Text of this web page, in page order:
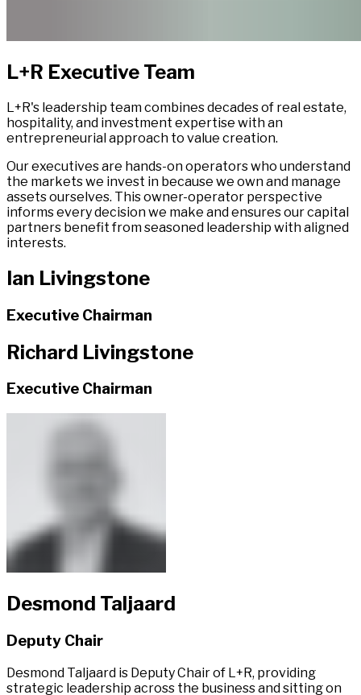
L+R Executive Team​​​​‌ ‍ ​‍​‍‌‍ ‌ ​‍‌‍‍‌‌‍‌ ‌‍‍‌‌‍ ‍​‍​‍​ ‍‍​‍​‍‌ ​ ‌‍​‌‌‍ ‍‌‍‍‌‌ ‌​‌ ‍‌​‍ ‍‌‍‍‌‌‍ ​‍​‍​‍ ​​‍​‍‌‍‍​‌ ​‍‌‍‌‌‌‍‌‍​‍​‍​ ‍‍​‍​‍‌‍‍​‌ ‌​‌ ‌​‌ ​​‌ ​ ​ ‍‍​‍ ​‍ ‌‍ ​​‍ ‌‌‍​‌‌‍ ‍‌‍‌​​‍ ‌‌ ​‍​‍ ‌‌‍‍​‌‍ ‌ ‌​‌‍‌‌‌‍ ​‌ ​ ​‍ ‌‌ ​ ‌ ‌​‌ ‌‌‌‍‌​‌‍‍‌‌‍ ​‍ ‍‌ ‌‍‌‍‌‌‌ ​‍‌‍​ ‌‍‌‌‌‍ ​​‍ ‍‌‍​‌‌ ​​‌ ​​​‍ ‌‍‍‌‌‍ ‍‌ ‌​‌‍‌‌‌‍ ‍‌ ‌​​‍ ‌‍‌‌‌‍‌​‌‍‍‌‌ ‌​​‍ ‌‍ ‌‌‍ ‌‍‌​‌‍‌‌​ ‌‌ ​​‌ ​‍‌‍‌‌‌ ​ ‌‍‌‌‌‍ ‍‌ ‌​‌‍​‌‌ ‌​‌‍‍‌‌‍ ‌‍ ‍​ ‍ ‌‍‍‌‌‍‌​​ ‌​ ‍​​ ‌‌​ ‌‍​ ‌‍​ ​​​ ‍​​ ​​‌‍​‍​‍ ‌​ ‌‍‌‍​‌​ ​‌‌‍‌‌​‍ ‌​ ‌​​ ‍‌​ ​‌​ ​‌​‍ ‌​ ‍‌​ ​‍​ ‍‌‌‍​‌​‍ ‌‌‍‌‍‌‍‌‍​ ‍​‌‍‌​​ ​‍‌‍​‍‌‍​ ​ ‌‍‌‍​‍​ ​‌​ ‌​‌‍​ ​ ‍ ‌ ‌​‌ ‍‌‌ ​​‌‍‌‌​ ‌‌‍​ ‌‍ ‌ ​‍‌ ​​‌‍ ‌ ​‍‌‍​‌‌ ‌​‌‍‌‌‌‌​​‌‍​‌‌‍‌ ‌‍‌‌​ ‍ ‌ ​​‌‍​‌‌ ‌​‌‍‍​​ ‌‌ ​​‌‍​‌‌‍‌ ‌‍‌‌‌​​‍‌ ‌‌‌‍‍‌‌‍ ​‌‍‌​‌‍‌‌‌ ​‍​‍‌‌​ ‌‌‌​​‍‌‌ ‌‍‍ ‌‍‌‌‌ ‍‌​‍‌‌​ ​ ‌​‌​​‍‌‌​ ​ ‌​‌​​‍‌‌​ ​‍​ ​‍‌‍​‍​ ​‌‌‍​ ​ ‌ ‌‍​ ​ ‌​​ ‌‍​ ​​‌‍‌‍‌‍​‌​ ​​​ ​‍​‍‌‌​ ​‍​ ​‍​‍‌‌​ ‌‌‌​‌​​‍ ‍‌ ‌​‌‍‍‌‌ ‌​‌‍ ​‌‍‌‌‌​ ​‌‍‍‌‌‍‌ ‌‍‍​‌ ‌​​ ‌‍​‍‌‍​‌‌ ​ ‌‍‌‌‌‌‌‌‌ ​‍‌‍ ​​ ‌‌‍‍​‌ ‌​‌ ‌​‌ ​​‌ ​ ​‍‌‌​ ​ ‌​​‌​‍‌‌​ ​‍‌​‌‍​‍‌‌​ ​‍‌​‌‍‌‍ ​​‍ ‌‌‍​‌‌‍ ‍‌‍‌​​‍ ‌‌ ​‍​‍ ‌‌‍‍​‌‍ ‌ ‌​‌‍‌‌‌‍ ​‌ ​ ​‍ ‌‌ ​ ‌ ‌​‌ ‌‌‌‍‌​‌‍‍‌‌‍ ​‍ ‍‌ ‌‍‌‍‌‌‌ ​‍‌‍​ ‌‍‌‌‌‍ ​​‍ ‍‌‍​‌‌ ​​‌ ​​​‍‌‍‌‍‍‌‌‍‌​​ ‌​ ‍​​ ‌‌​ ‌‍​ ‌‍​ ​​​ ‍​​ ​​‌‍​‍​‍ ‌​ ‌‍‌‍​‌​ ​‌‌‍‌‌​‍ ‌​ ‌​​ ‍‌​ ​‌​ ​‌​‍ ‌​ ‍‌​ ​‍​ ‍‌‌‍​‌​‍ ‌‌‍‌‍‌‍‌‍​ ‍​‌‍‌​​ ​‍‌‍​‍‌‍​ ​ ‌‍‌‍​‍​ ​‌​ ‌​‌‍​ ​‍‌‍‌ ‌​‌ ‍‌‌ ​​‌‍‌‌​ ‌‌‍​ ‌‍ ‌ ​‍‌ ​​‌‍ ‌ ​‍‌‍​‌‌ ‌​‌‍‌‌‌‌​​‌‍​‌‌‍‌ ‌‍‌‌​‍‌‍‌ ​​‌‍​‌‌ ‌​‌‍‍​​ ‌‌ ​​‌‍​‌‌‍‌ ‌‍‌‌‌​​‍‌ ‌‌‌‍‍‌‌‍ ​‌‍‌​‌‍‌‌‌ ​‍​‍‌‌​ ‌‌‌​​‍‌‌ ‌‍‍ ‌‍‌‌‌ ‍‌​‍‌‌​ ​ ‌​‌​​‍‌‌​ ​ ‌​‌​​‍‌‌​ ​‍​ ​‍‌‍​‍​ ​‌‌‍​ ​ ‌ ‌‍​ ​ ‌​​ ‌‍​ ​​‌‍‌‍‌‍​‌​ ​​​ ​‍​‍‌‌​ ​‍​ ​‍​‍‌‌​ ‌‌‌​‌​​‍ ‍‌ ‌​‌‍‍‌‌ ‌​‌‍ ​‌‍‌‌‌​ ​‌‍‍‌‌‍‌ ‌‍‍​‌ ‌​​‍‌‍‌ ​​‌‍‌‌‌ ​‍‌ ​ ‌ ​​‌‍‌‌‌‍​ ‌ ‌​‌‍‍‌‌ ‌‍‌‍‌‌​ ‌‌ ​​‌ ‌‌‌‍​‍‌‍ ​‌‍‍‌‌ ​ ‌‍‍​‌‍‌‌‌‍‌​​‍​‍‌ ‌
L+R's leadership team combines decades of real estate,
hospitality, and investment expertise with an
entrepreneurial approach to value creation.​​​​‌ ‍ ​‍​‍‌‍ ‌ ​‍‌‍‍‌‌‍‌ ‌‍‍‌‌‍ ‍​‍​‍​ ‍‍​‍​‍‌ ​ ‌‍​‌‌‍ ‍‌‍‍‌‌ ‌​‌ ‍‌​‍ ‍‌‍‍‌‌‍ ​‍​‍​‍ ​​‍​‍‌‍‍​‌ ​‍‌‍‌‌‌‍‌‍​‍​‍​ ‍‍​‍​‍‌‍‍​‌ ‌​‌ ‌​‌ ​​‌ ​ ​ ‍‍​‍ ​‍ ‌‍ ​​‍ ‌‌‍​‌‌‍ ‍‌‍‌​​‍ ‌‌ ​‍​‍ ‌‌‍‍​‌‍ ‌ ‌​‌‍‌‌‌‍ ​‌ ​ ​‍ ‌‌ ​ ‌ ‌​‌ ‌‌‌‍‌​‌‍‍‌‌‍ ​‍ ‍‌ ‌‍‌‍‌‌‌ ​‍‌‍​ ‌‍‌‌‌‍ ​​‍ ‍‌‍​‌‌ ​​‌ ​​​‍ ‌‍‍‌‌‍ ‍‌ ‌​‌‍‌‌‌‍ ‍‌ ‌​​‍ ‌‍‌‌‌‍‌​‌‍‍‌‌ ‌​​‍ ‌‍ ‌‌‍ ‌‍‌​‌‍‌‌​ ‌‌ ​​‌ ​‍‌‍‌‌‌ ​ ‌‍‌‌‌‍ ‍‌ ‌​‌‍​‌‌ ‌​‌‍‍‌‌‍ ‌‍ ‍​ ‍ ‌‍‍‌‌‍‌​​ ‌​ ‍​​ ‌‌​ ‌‍​ ‌‍​ ​​​ ‍​​ ​​‌‍​‍​‍ ‌​ ‌‍‌‍​‌​ ​‌‌‍‌‌​‍ ‌​ ‌​​ ‍‌​ ​‌​ ​‌​‍ ‌​ ‍‌​ ​‍​ ‍‌‌‍​‌​‍ ‌‌‍‌‍‌‍‌‍​ ‍​‌‍‌​​ ​‍‌‍​‍‌‍​ ​ ‌‍‌‍​‍​ ​‌​ ‌​‌‍​ ​ ‍ ‌ ‌​‌ ‍‌‌ ​​‌‍‌‌​ ‌‌‍​ ‌‍ ‌ ​‍‌ ​​‌‍ ‌ ​‍‌‍​‌‌ ‌​‌‍‌‌‌‌​​‌‍​‌‌‍‌ ‌‍‌‌​ ‍ ‌ ​​‌‍​‌‌ ‌​‌‍‍​​ ‌‌ ​​‌‍​‌‌‍‌ ‌‍‌‌‌​​‍‌ ‌‌‌‍‍‌‌‍ ​‌‍‌​‌‍‌‌‌ ​‍​‍‌‌​ ‌‌‌​​‍‌‌ ‌‍‍ ‌‍‌‌‌ ‍‌​‍‌‌​ ​ ‌​‌​​‍‌‌​ ​ ‌​‌​​‍‌‌​ ​‍​ ​‍‌‍​‍​ ​‌‌‍​ ​ ‌ ‌‍​ ​ ‌​​ ‌‍​ ​​‌‍‌‍‌‍​‌​ ​​​ ​‍​‍‌‌​ ​‍​ ​‍​‍‌‌​ ‌‌‌​‌​​‍ ‍‌‍​ ‌‍ ‌ ​​‌ ‍‌​‍‌‌​ ‌‌‌​​‍‌‌ ‌‍‍ ‌‍‌‌‌ ‍‌​‍‌‌​ ​ ‌​‌​​‍‌‌​ ​ ‌​‌​​‍‌‌​ ​‍​ ​‍‌‍​‌​ ‍​‌‍​‌​ ‌ ​ ​ ‌‍‌‌​ ‌‌‌‍‌‍‌‍​‍‌‍​ ‌‍​‍​ ‌​​‍‌‌​ ​‍​ ​‍​‍‌‌​ ‌‌‌​‌​​‍ ‍‌‍​ ‌‍‍​‌‍‍‌‌‍ ​‌‍‌​‌ ​‍‌‍‌‌‌‍ ‍​‍‌‌​ ‌‌‌​​‍‌‌ ‌‍‍ ‌‍‌‌‌ ‍‌​‍‌‌​ ​ ‌​‌​​‍‌‌​ ​ ‌​‌​​‍‌‌​ ​‍​ ​‍​ ‌​​ ​‍‌‍‌‍‌‍‌‌‌‍‌‌​ ‌​​ ‌​​ ‌​‌‍​ ‌‍‌​‌‍​‍​ ‌​​‍‌‌​ ​‍​ ​‍​‍‌‌​ ‌‌‌​‌​​‍ ‍‌ ‌​‌‍‌‌‌ ‍​‌ ‌​​ ‌‍​‍‌‍​‌‌ ​ ‌‍‌‌‌‌‌‌‌ ​‍‌‍ ​​ ‌‌‍‍​‌ ‌​‌ ‌​‌ ​​‌ ​ ​‍‌‌​ ​ ‌​​‌​‍‌‌​ ​‍‌​‌‍​‍‌‌​ ​‍‌​‌‍‌‍ ​​‍ ‌‌‍​‌‌‍ ‍‌‍‌​​‍ ‌‌ ​‍​‍ ‌‌‍‍​‌‍ ‌ ‌​‌‍‌‌‌‍ ​‌ ​ ​‍ ‌‌ ​ ‌ ‌​‌ ‌‌‌‍‌​‌‍‍‌‌‍ ​‍ ‍‌ ‌‍‌‍‌‌‌ ​‍‌‍​ ‌‍‌‌‌‍ ​​‍ ‍‌‍​‌‌ ​​‌ ​​​‍‌‍‌‍‍‌‌‍‌​​ ‌​ ‍​​ ‌‌​ ‌‍​ ‌‍​ ​​​ ‍​​ ​​‌‍​‍​‍ ‌​ ‌‍‌‍​‌​ ​‌‌‍‌‌​‍ ‌​ ‌​​ ‍‌​ ​‌​ ​‌​‍ ‌​ ‍‌​ ​‍​ ‍‌‌‍​‌​‍ ‌‌‍‌‍‌‍‌‍​ ‍​‌‍‌​​ ​‍‌‍​‍‌‍​ ​ ‌‍‌‍​‍​ ​‌​ ‌​‌‍​ ​‍‌‍‌ ‌​‌ ‍‌‌ ​​‌‍‌‌​ ‌‌‍​ ‌‍ ‌ ​‍‌ ​​‌‍ ‌ ​‍‌‍​‌‌ ‌​‌‍‌‌‌‌​​‌‍​‌‌‍‌ ‌‍‌‌​‍‌‍‌ ​​‌‍​‌‌ ‌​‌‍‍​​ ‌‌ ​​‌‍​‌‌‍‌ ‌‍‌‌‌​​‍‌ ‌‌‌‍‍‌‌‍ ​‌‍‌​‌‍‌‌‌ ​‍​‍‌‌​ ‌‌‌​​‍‌‌ ‌‍‍ ‌‍‌‌‌ ‍‌​‍‌‌​ ​ ‌​‌​​‍‌‌​ ​ ‌​‌​​‍‌‌​ ​‍​ ​‍‌‍​‍​ ​‌‌‍​ ​ ‌ ‌‍​ ​ ‌​​ ‌‍​ ​​‌‍‌‍‌‍​‌​ ​​​ ​‍​‍‌‌​ ​‍​ ​‍​‍‌‌​ ‌‌‌​‌​​‍ ‍‌‍​ ‌‍ ‌ ​​‌ ‍‌​‍‌‌​ ‌‌‌​​‍‌‌ ‌‍‍ ‌‍‌‌‌ ‍‌​‍‌‌​ ​ ‌​‌​​‍‌‌​ ​ ‌​‌​​‍‌‌​ ​‍​ ​‍‌‍​‌​ ‍​‌‍​‌​ ‌ ​ ​ ‌‍‌‌​ ‌‌‌‍‌‍‌‍​‍‌‍​ ‌‍​‍​ ‌​​‍‌‌​ ​‍​ ​‍​‍‌‌​ ‌‌‌​‌​​‍ ‍‌‍​ ‌‍‍​‌‍‍‌‌‍ ​‌‍‌​‌ ​‍‌‍‌‌‌‍ ‍​‍‌‌​ ‌‌‌​​‍‌‌ ‌‍‍ ‌‍‌‌‌ ‍‌​‍‌‌​ ​ ‌​‌​​‍‌‌​ ​ ‌​‌​​‍‌‌​ ​‍​ ​‍​ ‌​​ ​‍‌‍‌‍‌‍‌‌‌‍‌‌​ ‌​​ ‌​​ ‌​‌‍​ ‌‍‌​‌‍​‍​ ‌​​‍‌‌​ ​‍​ ​‍​‍‌‌​ ‌‌‌​‌​​‍ ‍‌ ‌​‌‍‌‌‌ ‍​‌ ‌​​‍‌‍‌ ​​‌‍‌‌‌ ​‍‌ ​ ‌ ​​‌‍‌‌‌‍​ ‌ ‌​‌‍‍‌‌ ‌‍‌‍‌‌​ ‌‌ ​​‌ ‌‌‌‍​‍‌‍ ​‌‍‍‌‌ ​ ‌‍‍​‌‍‌‌‌‍‌​​‍​‍‌ ‌
Our executives are hands-on operators who understand
the markets we invest in because we own and manage
assets ourselves. This owner-operator perspective
informs every decision we make and ensures our capital
partners benefit from seasoned leadership with aligned
interests.​​​​‌ ‍ ​‍​‍‌‍ ‌ ​‍‌‍‍‌‌‍‌ ‌‍‍‌‌‍ ‍​‍​‍​ ‍‍​‍​‍‌ ​ ‌‍​‌‌‍ ‍‌‍‍‌‌ ‌​‌ ‍‌​‍ ‍‌‍‍‌‌‍ ​‍​‍​‍ ​​‍​‍‌‍‍​‌ ​‍‌‍‌‌‌‍‌‍​‍​‍​ ‍‍​‍​‍‌‍‍​‌ ‌​‌ ‌​‌ ​​‌ ​ ​ ‍‍​‍ ​‍ ‌‍ ​​‍ ‌‌‍​‌‌‍ ‍‌‍‌​​‍ ‌‌ ​‍​‍ ‌‌‍‍​‌‍ ‌ ‌​‌‍‌‌‌‍ ​‌ ​ ​‍ ‌‌ ​ ‌ ‌​‌ ‌‌‌‍‌​‌‍‍‌‌‍ ​‍ ‍‌ ‌‍‌‍‌‌‌ ​‍‌‍​ ‌‍‌‌‌‍ ​​‍ ‍‌‍​‌‌ ​​‌ ​​​‍ ‌‍‍‌‌‍ ‍‌ ‌​‌‍‌‌‌‍ ‍‌ ‌​​‍ ‌‍‌‌‌‍‌​‌‍‍‌‌ ‌​​‍ ‌‍ ‌‌‍ ‌‍‌​‌‍‌‌​ ‌‌ ​​‌ ​‍‌‍‌‌‌ ​ ‌‍‌‌‌‍ ‍‌ ‌​‌‍​‌‌ ‌​‌‍‍‌‌‍ ‌‍ ‍​ ‍ ‌‍‍‌‌‍‌​​ ‌​ ‍​​ ‌‌​ ‌‍​ ‌‍​ ​​​ ‍​​ ​​‌‍​‍​‍ ‌​ ‌‍‌‍​‌​ ​‌‌‍‌‌​‍ ‌​ ‌​​ ‍‌​ ​‌​ ​‌​‍ ‌​ ‍‌​ ​‍​ ‍‌‌‍​‌​‍ ‌‌‍‌‍‌‍‌‍​ ‍​‌‍‌​​ ​‍‌‍​‍‌‍​ ​ ‌‍‌‍​‍​ ​‌​ ‌​‌‍​ ​ ‍ ‌ ‌​‌ ‍‌‌ ​​‌‍‌‌​ ‌‌‍​ ‌‍ ‌ ​‍‌ ​​‌‍ ‌ ​‍‌‍​‌‌ ‌​‌‍‌‌‌‌​​‌‍​‌‌‍‌ ‌‍‌‌​ ‍ ‌ ​​‌‍​‌‌ ‌​‌‍‍​​ ‌‌ ​​‌‍​‌‌‍‌ ‌‍‌‌‌​​‍‌ ‌‌‌‍‍‌‌‍ ​‌‍‌​‌‍‌‌‌ ​‍​‍‌‌​ ‌‌‌​​‍‌‌ ‌‍‍ ‌‍‌‌‌ ‍‌​‍‌‌​ ​ ‌​‌​​‍‌‌​ ​ ‌​‌​​‍‌‌​ ​‍​ ​‍‌‍​‍​ ​‌‌‍​ ​ ‌ ‌‍​ ​ ‌​​ ‌‍​ ​​‌‍‌‍‌‍​‌​ ​​​ ​‍​‍‌‌​ ​‍​ ​‍​‍‌‌​ ‌‌‌​‌​​‍ ‍‌‍​ ‌‍ ‌ ​​‌ ‍‌​‍‌‌​ ‌‌‌​​‍‌‌ ‌‍‍ ‌‍‌‌‌ ‍‌​‍‌‌​ ​ ‌​‌​​‍‌‌​ ​ ‌​‌​​‍‌‌​ ​‍​ ​‍‌‍‌‍‌‍‌‌‌‍​‌‌‍‌‌​ ​ ‌‍‌​​ ​‌‌‍​‌​ ​​​ ​‌‌‍‌‌​ ​ ​‍‌‌​ ​‍​ ​‍​‍‌‌​ ‌‌‌​‌​​‍ ‍‌‍​ ‌‍‍​‌‍‍‌‌‍ ​‌‍‌​‌ ​‍‌‍‌‌‌‍ ‍​‍‌‌​ ‌‌‌​​‍‌‌ ‌‍‍ ‌‍‌‌‌ ‍‌​‍‌‌​ ​ ‌​‌​​‍‌‌​ ​ ‌​‌​​‍‌‌​ ​‍​ ​‍​ ‌​​ ​‍‌‍‌‍‌‍‌‌‌‍‌‌​ ‌​​ ‌​​ ‌​‌‍​ ‌‍‌​‌‍​‍​ ‌​​‍‌‌​ ​‍​ ​‍​‍‌‌​ ‌‌‌​‌​​‍ ‍‌ ‌​‌‍‌‌‌ ‍​‌ ‌​​ ‌‍​‍‌‍​‌‌ ​ ‌‍‌‌‌‌‌‌‌ ​‍‌‍ ​​ ‌‌‍‍​‌ ‌​‌ ‌​‌ ​​‌ ​ ​‍‌‌​ ​ ‌​​‌​‍‌‌​ ​‍‌​‌‍​‍‌‌​ ​‍‌​‌‍‌‍ ​​‍ ‌‌‍​‌‌‍ ‍‌‍‌​​‍ ‌‌ ​‍​‍ ‌‌‍‍​‌‍ ‌ ‌​‌‍‌‌‌‍ ​‌ ​ ​‍ ‌‌ ​ ‌ ‌​‌ ‌‌‌‍‌​‌‍‍‌‌‍ ​‍ ‍‌ ‌‍‌‍‌‌‌ ​‍‌‍​ ‌‍‌‌‌‍ ​​‍ ‍‌‍​‌‌ ​​‌ ​​​‍‌‍‌‍‍‌‌‍‌​​ ‌​ ‍​​ ‌‌​ ‌‍​ ‌‍​ ​​​ ‍​​ ​​‌‍​‍​‍ ‌​ ‌‍‌‍​‌​ ​‌‌‍‌‌​‍ ‌​ ‌​​ ‍‌​ ​‌​ ​‌​‍ ‌​ ‍‌​ ​‍​ ‍‌‌‍​‌​‍ ‌‌‍‌‍‌‍‌‍​ ‍​‌‍‌​​ ​‍‌‍​‍‌‍​ ​ ‌‍‌‍​‍​ ​‌​ ‌​‌‍​ ​‍‌‍‌ ‌​‌ ‍‌‌ ​​‌‍‌‌​ ‌‌‍​ ‌‍ ‌ ​‍‌ ​​‌‍ ‌ ​‍‌‍​‌‌ ‌​‌‍‌‌‌‌​​‌‍​‌‌‍‌ ‌‍‌‌​‍‌‍‌ ​​‌‍​‌‌ ‌​‌‍‍​​ ‌‌ ​​‌‍​‌‌‍‌ ‌‍‌‌‌​​‍‌ ‌‌‌‍‍‌‌‍ ​‌‍‌​‌‍‌‌‌ ​‍​‍‌‌​ ‌‌‌​​‍‌‌ ‌‍‍ ‌‍‌‌‌ ‍‌​‍‌‌​ ​ ‌​‌​​‍‌‌​ ​ ‌​‌​​‍‌‌​ ​‍​ ​‍‌‍​‍​ ​‌‌‍​ ​ ‌ ‌‍​ ​ ‌​​ ‌‍​ ​​‌‍‌‍‌‍​‌​ ​​​ ​‍​‍‌‌​ ​‍​ ​‍​‍‌‌​ ‌‌‌​‌​​‍ ‍‌‍​ ‌‍ ‌ ​​‌ ‍‌​‍‌‌​ ‌‌‌​​‍‌‌ ‌‍‍ ‌‍‌‌‌ ‍‌​‍‌‌​ ​ ‌​‌​​‍‌‌​ ​ ‌​‌​​‍‌‌​ ​‍​ ​‍‌‍‌‍‌‍‌‌‌‍​‌‌‍‌‌​ ​ ‌‍‌​​ ​‌‌‍​‌​ ​​​ ​‌‌‍‌‌​ ​ ​‍‌‌​ ​‍​ ​‍​‍‌‌​ ‌‌‌​‌​​‍ ‍‌‍​ ‌‍‍​‌‍‍‌‌‍ ​‌‍‌​‌ ​‍‌‍‌‌‌‍ ‍​‍‌‌​ ‌‌‌​​‍‌‌ ‌‍‍ ‌‍‌‌‌ ‍‌​‍‌‌​ ​ ‌​‌​​‍‌‌​ ​ ‌​‌​​‍‌‌​ ​‍​ ​‍​ ‌​​ ​‍‌‍‌‍‌‍‌‌‌‍‌‌​ ‌​​ ‌​​ ‌​‌‍​ ‌‍‌​‌‍​‍​ ‌​​‍‌‌​ ​‍​ ​‍​‍‌‌​ ‌‌‌​‌​​‍ ‍‌ ‌​‌‍‌‌‌ ‍​‌ ‌​​‍‌‍‌ ​​‌‍‌‌‌ ​‍‌ ​ ‌ ​​‌‍‌‌‌‍​ ‌ ‌​‌‍‍‌‌ ‌‍‌‍‌‌​ ‌‌ ​​‌ ‌‌‌‍​‍‌‍ ​‌‍‍‌‌ ​ ‌‍‍​‌‍‌‌‌‍‌​​‍​‍‌ ‌
Ian Livingstone​​​​‌ ‍ ​‍​‍‌‍ ‌ ​‍‌‍‍‌‌‍‌ ‌‍‍‌‌‍ ‍​‍​‍​ ‍‍​‍​‍‌ ​ ‌‍​‌‌‍ ‍‌‍‍‌‌ ‌​‌ ‍‌​‍ ‍‌‍‍‌‌‍ ​‍​‍​‍ ​​‍​‍‌‍‍​‌ ​‍‌‍‌‌‌‍‌‍​‍​‍​ ‍‍​‍​‍‌‍‍​‌ ‌​‌ ‌​‌ ​​‌ ​ ​ ‍‍​‍ ​‍ ‌‍ ​​‍ ‌‌‍​‌‌‍ ‍‌‍‌​​‍ ‌‌ ​‍​‍ ‌‌‍‍​‌‍ ‌ ‌​‌‍‌‌‌‍ ​‌ ​ ​‍ ‌‌ ​ ‌ ‌​‌ ‌‌‌‍‌​‌‍‍‌‌‍ ​‍ ‍‌ ‌‍‌‍‌‌‌ ​‍‌‍​ ‌‍‌‌‌‍ ​​‍ ‍‌‍​‌‌ ​​‌ ​​​‍ ‌‍‍‌‌‍ ‍‌ ‌​‌‍‌‌‌‍ ‍‌ ‌​​‍ ‌‍‌‌‌‍‌​‌‍‍‌‌ ‌​​‍ ‌‍ ‌‌‍ ‌‍‌​‌‍‌‌​ ‌‌ ​​‌ ​‍‌‍‌‌‌ ​ ‌‍‌‌‌‍ ‍‌ ‌​‌‍​‌‌ ‌​‌‍‍‌‌‍ ‌‍ ‍​ ‍ ‌‍‍‌‌‍‌​​ ‌​ ‍​​ ‌‌​ ‌‍​ ‌‍​ ​​​ ‍​​ ​​‌‍​‍​‍ ‌​ ‌‍‌‍​‌​ ​‌‌‍‌‌​‍ ‌​ ‌​​ ‍‌​ ​‌​ ​‌​‍ ‌​ ‍‌​ ​‍​ ‍‌‌‍​‌​‍ ‌‌‍‌‍‌‍‌‍​ ‍​‌‍‌​​ ​‍‌‍​‍‌‍​ ​ ‌‍‌‍​‍​ ​‌​ ‌​‌‍​ ​ ‍ ‌ ‌​‌ ‍‌‌ ​​‌‍‌‌​ ‌‌‍​ ‌‍ ‌ ​‍‌ ​​‌‍ ‌ ​‍‌‍​‌‌ ‌​‌‍‌‌‌‌​​‌‍​‌‌‍‌ ‌‍‌‌​ ‍ ‌ ​​‌‍​‌‌ ‌​‌‍‍​​ ‌‌ ​​‌‍​‌‌‍‌ ‌‍‌‌‌​​‍‌ ‌‌‌‍‍‌‌‍ ​‌‍‌​‌‍‌‌‌ ​‍​‍‌‌​ ‌‌‌​​‍‌‌ ‌‍‍ ‌‍‌‌‌ ‍‌​‍‌‌​ ​ ‌​‌​​‍‌‌​ ​ ‌​‌​​‍‌‌​ ​‍​ ​‍‌‍‌‍​ ‌‌​ ‍​‌‍‌‍‌‍​ ‌‍‌‌​ ‌​‌‍​ ‌‍‌‍‌‍​ ‌‍​ ​ ‌‌​‍‌‌​ ​‍​ ​‍​‍‌‌​ ‌‌‌​‌​​‍ ‍‌‍​ ‌‍​‌‌ ​‍‌‍‌​‌ ​ ​‍‌‌​ ‌‌‌​​‍‌‌ ‌‍‍ ‌‍‌‌‌ ‍‌​‍‌‌​ ​ ‌​‌​​‍‌‌​ ​ ‌​‌​​‍‌‌​ ​‍​ ​‍​ ​‌​ ​​‌‍​ ​ ‌ ​ ​‍‌‍​‌‌‍​‌‌‍‌​‌‍​‌‌‍‌‌‌‍​ ‌‍‌​​‍‌‌​ ​‍​ ​‍​‍‌‌​ ‌‌‌​‌​​‍ ‍‌ ‌​‌‍‍‌‌ ‌​‌‍ ​‌‍‌‌​ ‌‍​‍‌‍​‌‌ ​ ‌‍‌‌‌‌‌‌‌ ​‍‌‍ ​​ ‌‌‍‍​‌ ‌​‌ ‌​‌ ​​‌ ​ ​‍‌‌​ ​ ‌​​‌​‍‌‌​ ​‍‌​‌‍​‍‌‌​ ​‍‌​‌‍‌‍ ​​‍ ‌‌‍​‌‌‍ ‍‌‍‌​​‍ ‌‌ ​‍​‍ ‌‌‍‍​‌‍ ‌ ‌​‌‍‌‌‌‍ ​‌ ​ ​‍ ‌‌ ​ ‌ ‌​‌ ‌‌‌‍‌​‌‍‍‌‌‍ ​‍ ‍‌ ‌‍‌‍‌‌‌ ​‍‌‍​ ‌‍‌‌‌‍ ​​‍ ‍‌‍​‌‌ ​​‌ ​​​‍‌‍‌‍‍‌‌‍‌​​ ‌​ ‍​​ ‌‌​ ‌‍​ ‌‍​ ​​​ ‍​​ ​​‌‍​‍​‍ ‌​ ‌‍‌‍​‌​ ​‌‌‍‌‌​‍ ‌​ ‌​​ ‍‌​ ​‌​ ​‌​‍ ‌​ ‍‌​ ​‍​ ‍‌‌‍​‌​‍ ‌‌‍‌‍‌‍‌‍​ ‍​‌‍‌​​ ​‍‌‍​‍‌‍​ ​ ‌‍‌‍​‍​ ​‌​ ‌​‌‍​ ​‍‌‍‌ ‌​‌ ‍‌‌ ​​‌‍‌‌​ ‌‌‍​ ‌‍ ‌ ​‍‌ ​​‌‍ ‌ ​‍‌‍​‌‌ ‌​‌‍‌‌‌‌​​‌‍​‌‌‍‌ ‌‍‌‌​‍‌‍‌ ​​‌‍​‌‌ ‌​‌‍‍​​ ‌‌ ​​‌‍​‌‌‍‌ ‌‍‌‌‌​​‍‌ ‌‌‌‍‍‌‌‍ ​‌‍‌​‌‍‌‌‌ ​‍​‍‌‌​ ‌‌‌​​‍‌‌ ‌‍‍ ‌‍‌‌‌ ‍‌​‍‌‌​ ​ ‌​‌​​‍‌‌​ ​ ‌​‌​​‍‌‌​ ​‍​ ​‍‌‍‌‍​ ‌‌​ ‍​‌‍‌‍‌‍​ ‌‍‌‌​ ‌​‌‍​ ‌‍‌‍‌‍​ ‌‍​ ​ ‌‌​‍‌‌​ ​‍​ ​‍​‍‌‌​ ‌‌‌​‌​​‍ ‍‌‍​ ‌‍​‌‌ ​‍‌‍‌​‌ ​ ​‍‌‌​ ‌‌‌​​‍‌‌ ‌‍‍ ‌‍‌‌‌ ‍‌​‍‌‌​ ​ ‌​‌​​‍‌‌​ ​ ‌​‌​​‍‌‌​ ​‍​ ​‍​ ​‌​ ​​‌‍​ ​ ‌ ​ ​‍‌‍​‌‌‍​‌‌‍‌​‌‍​‌‌‍‌‌‌‍​ ‌‍‌​​‍‌‌​ ​‍​ ​‍​‍‌‌​ ‌‌‌​‌​​‍ ‍‌ ‌​‌‍‍‌‌ ‌​‌‍ ​‌‍‌‌​‍‌‍‌ ​​‌‍‌‌‌ ​‍‌ ​ ‌ ​​‌‍‌‌‌‍​ ‌ ‌​‌‍‍‌‌ ‌‍‌‍‌‌​ ‌‌ ​​‌ ‌‌‌‍​‍‌‍ ​‌‍‍‌‌ ​ ‌‍‍​‌‍‌‌‌‍‌​​‍​‍‌ ‌
Executive Chairman​​​​‌ ‍ ​‍​‍‌‍ ‌ ​‍‌‍‍‌‌‍‌ ‌‍‍‌‌‍ ‍​‍​‍​ ‍‍​‍​‍‌ ​ ‌‍​‌‌‍ ‍‌‍‍‌‌ ‌​‌ ‍‌​‍ ‍‌‍‍‌‌‍ ​‍​‍​‍ ​​‍​‍‌‍‍​‌ ​‍‌‍‌‌‌‍‌‍​‍​‍​ ‍‍​‍​‍‌‍‍​‌ ‌​‌ ‌​‌ ​​‌ ​ ​ ‍‍​‍ ​‍ ‌‍ ​​‍ ‌‌‍​‌‌‍ ‍‌‍‌​​‍ ‌‌ ​‍​‍ ‌‌‍‍​‌‍ ‌ ‌​‌‍‌‌‌‍ ​‌ ​ ​‍ ‌‌ ​ ‌ ‌​‌ ‌‌‌‍‌​‌‍‍‌‌‍ ​‍ ‍‌ ‌‍‌‍‌‌‌ ​‍‌‍​ ‌‍‌‌‌‍ ​​‍ ‍‌‍​‌‌ ​​‌ ​​​‍ ‌‍‍‌‌‍ ‍‌ ‌​‌‍‌‌‌‍ ‍‌ ‌​​‍ ‌‍‌‌‌‍‌​‌‍‍‌‌ ‌​​‍ ‌‍ ‌‌‍ ‌‍‌​‌‍‌‌​ ‌‌ ​​‌ ​‍‌‍‌‌‌ ​ ‌‍‌‌‌‍ ‍‌ ‌​‌‍​‌‌ ‌​‌‍‍‌‌‍ ‌‍ ‍​ ‍ ‌‍‍‌‌‍‌​​ ‌​ ‍​​ ‌‌​ ‌‍​ ‌‍​ ​​​ ‍​​ ​​‌‍​‍​‍ ‌​ ‌‍‌‍​‌​ ​‌‌‍‌‌​‍ ‌​ ‌​​ ‍‌​ ​‌​ ​‌​‍ ‌​ ‍‌​ ​‍​ ‍‌‌‍​‌​‍ ‌‌‍‌‍‌‍‌‍​ ‍​‌‍‌​​ ​‍‌‍​‍‌‍​ ​ ‌‍‌‍​‍​ ​‌​ ‌​‌‍​ ​ ‍ ‌ ‌​‌ ‍‌‌ ​​‌‍‌‌​ ‌‌‍​ ‌‍ ‌ ​‍‌ ​​‌‍ ‌ ​‍‌‍​‌‌ ‌​‌‍‌‌‌‌​​‌‍​‌‌‍‌ ‌‍‌‌​ ‍ ‌ ​​‌‍​‌‌ ‌​‌‍‍​​ ‌‌ ​​‌‍​‌‌‍‌ ‌‍‌‌‌​​‍‌ ‌‌‌‍‍‌‌‍ ​‌‍‌​‌‍‌‌‌ ​‍​‍‌‌​ ‌‌‌​​‍‌‌ ‌‍‍ ‌‍‌‌‌ ‍‌​‍‌‌​ ​ ‌​‌​​‍‌‌​ ​ ‌​‌​​‍‌‌​ ​‍​ ​‍‌‍‌‍​ ‌‌​ ‍​‌‍‌‍‌‍​ ‌‍‌‌​ ‌​‌‍​ ‌‍‌‍‌‍​ ‌‍​ ​ ‌‌​‍‌‌​ ​‍​ ​‍​‍‌‌​ ‌‌‌​‌​​‍ ‍‌‍​ ‌‍​‌‌ ​‍‌‍‌​‌ ​ ​‍‌‌​ ‌‌‌​​‍‌‌ ‌‍‍ ‌‍‌‌‌ ‍‌​‍‌‌​ ​ ‌​‌​​‍‌‌​ ​ ‌​‌​​‍‌‌​ ​‍​ ​‍​ ​‌​ ​​‌‍​ ​ ‌ ​ ​‍‌‍​‌‌‍​‌‌‍‌​‌‍​‌‌‍‌‌‌‍​ ‌‍‌​​‍‌‌​ ​‍​ ​‍​‍‌‌​ ‌‌‌​‌​​‍ ‍‌ ​ ‌ ‌‌‌‍​‍‌ ‌​‌‍‍‌‌ ‌​‌‍ ​‌‍‌‌​ ‌‍​‍‌‍​‌‌ ​ ‌‍‌‌‌‌‌‌‌ ​‍‌‍ ​​ ‌‌‍‍​‌ ‌​‌ ‌​‌ ​​‌ ​ ​‍‌‌​ ​ ‌​​‌​‍‌‌​ ​‍‌​‌‍​‍‌‌​ ​‍‌​‌‍‌‍ ​​‍ ‌‌‍​‌‌‍ ‍‌‍‌​​‍ ‌‌ ​‍​‍ ‌‌‍‍​‌‍ ‌ ‌​‌‍‌‌‌‍ ​‌ ​ ​‍ ‌‌ ​ ‌ ‌​‌ ‌‌‌‍‌​‌‍‍‌‌‍ ​‍ ‍‌ ‌‍‌‍‌‌‌ ​‍‌‍​ ‌‍‌‌‌‍ ​​‍ ‍‌‍​‌‌ ​​‌ ​​​‍‌‍‌‍‍‌‌‍‌​​ ‌​ ‍​​ ‌‌​ ‌‍​ ‌‍​ ​​​ ‍​​ ​​‌‍​‍​‍ ‌​ ‌‍‌‍​‌​ ​‌‌‍‌‌​‍ ‌​ ‌​​ ‍‌​ ​‌​ ​‌​‍ ‌​ ‍‌​ ​‍​ ‍‌‌‍​‌​‍ ‌‌‍‌‍‌‍‌‍​ ‍​‌‍‌​​ ​‍‌‍​‍‌‍​ ​ ‌‍‌‍​‍​ ​‌​ ‌​‌‍​ ​‍‌‍‌ ‌​‌ ‍‌‌ ​​‌‍‌‌​ ‌‌‍​ ‌‍ ‌ ​‍‌ ​​‌‍ ‌ ​‍‌‍​‌‌ ‌​‌‍‌‌‌‌​​‌‍​‌‌‍‌ ‌‍‌‌​‍‌‍‌ ​​‌‍​‌‌ ‌​‌‍‍​​ ‌‌ ​​‌‍​‌‌‍‌ ‌‍‌‌‌​​‍‌ ‌‌‌‍‍‌‌‍ ​‌‍‌​‌‍‌‌‌ ​‍​‍‌‌​ ‌‌‌​​‍‌‌ ‌‍‍ ‌‍‌‌‌ ‍‌​‍‌‌​ ​ ‌​‌​​‍‌‌​ ​ ‌​‌​​‍‌‌​ ​‍​ ​‍‌‍‌‍​ ‌‌​ ‍​‌‍‌‍‌‍​ ‌‍‌‌​ ‌​‌‍​ ‌‍‌‍‌‍​ ‌‍​ ​ ‌‌​‍‌‌​ ​‍​ ​‍​‍‌‌​ ‌‌‌​‌​​‍ ‍‌‍​ ‌‍​‌‌ ​‍‌‍‌​‌ ​ ​‍‌‌​ ‌‌‌​​‍‌‌ ‌‍‍ ‌‍‌‌‌ ‍‌​‍‌‌​ ​ ‌​‌​​‍‌‌​ ​ ‌​‌​​‍‌‌​ ​‍​ ​‍​ ​‌​ ​​‌‍​ ​ ‌ ​ ​‍‌‍​‌‌‍​‌‌‍‌​‌‍​‌‌‍‌‌‌‍​ ‌‍‌​​‍‌‌​ ​‍​ ​‍​‍‌‌​ ‌‌‌​‌​​‍ ‍‌ ​ ‌ ‌‌‌‍​‍‌ ‌​‌‍‍‌‌ ‌​‌‍ ​‌‍‌‌​‍‌‍‌ ​​‌‍‌‌‌ ​‍‌ ​ ‌ ​​‌‍‌‌‌‍​ ‌ ‌​‌‍‍‌‌ ‌‍‌‍‌‌​ ‌‌ ​​‌ ‌‌‌‍​‍‌‍ ​‌‍‍‌‌ ​ ‌‍‍​‌‍‌‌‌‍‌​​‍​‍‌ ‌
Richard Livingstone​​​​‌ ‍ ​‍​‍‌‍ ‌ ​‍‌‍‍‌‌‍‌ ‌‍‍‌‌‍ ‍​‍​‍​ ‍‍​‍​‍‌ ​ ‌‍​‌‌‍ ‍‌‍‍‌‌ ‌​‌ ‍‌​‍ ‍‌‍‍‌‌‍ ​‍​‍​‍ ​​‍​‍‌‍‍​‌ ​‍‌‍‌‌‌‍‌‍​‍​‍​ ‍‍​‍​‍‌‍‍​‌ ‌​‌ ‌​‌ ​​‌ ​ ​ ‍‍​‍ ​‍ ‌‍ ​​‍ ‌‌‍​‌‌‍ ‍‌‍‌​​‍ ‌‌ ​‍​‍ ‌‌‍‍​‌‍ ‌ ‌​‌‍‌‌‌‍ ​‌ ​ ​‍ ‌‌ ​ ‌ ‌​‌ ‌‌‌‍‌​‌‍‍‌‌‍ ​‍ ‍‌ ‌‍‌‍‌‌‌ ​‍‌‍​ ‌‍‌‌‌‍ ​​‍ ‍‌‍​‌‌ ​​‌ ​​​‍ ‌‍‍‌‌‍ ‍‌ ‌​‌‍‌‌‌‍ ‍‌ ‌​​‍ ‌‍‌‌‌‍‌​‌‍‍‌‌ ‌​​‍ ‌‍ ‌‌‍ ‌‍‌​‌‍‌‌​ ‌‌ ​​‌ ​‍‌‍‌‌‌ ​ ‌‍‌‌‌‍ ‍‌ ‌​‌‍​‌‌ ‌​‌‍‍‌‌‍ ‌‍ ‍​ ‍ ‌‍‍‌‌‍‌​​ ‌​ ‍​​ ‌‌​ ‌‍​ ‌‍​ ​​​ ‍​​ ​​‌‍​‍​‍ ‌​ ‌‍‌‍​‌​ ​‌‌‍‌‌​‍ ‌​ ‌​​ ‍‌​ ​‌​ ​‌​‍ ‌​ ‍‌​ ​‍​ ‍‌‌‍​‌​‍ ‌‌‍‌‍‌‍‌‍​ ‍​‌‍‌​​ ​‍‌‍​‍‌‍​ ​ ‌‍‌‍​‍​ ​‌​ ‌​‌‍​ ​ ‍ ‌ ‌​‌ ‍‌‌ ​​‌‍‌‌​ ‌‌‍​ ‌‍ ‌ ​‍‌ ​​‌‍ ‌ ​‍‌‍​‌‌ ‌​‌‍‌‌‌‌​​‌‍​‌‌‍‌ ‌‍‌‌​ ‍ ‌ ​​‌‍​‌‌ ‌​‌‍‍​​ ‌‌ ​​‌‍​‌‌‍‌ ‌‍‌‌‌​​‍‌ ‌‌‌‍‍‌‌‍ ​‌‍‌​‌‍‌‌‌ ​‍​‍‌‌​ ‌‌‌​​‍‌‌ ‌‍‍ ‌‍‌‌‌ ‍‌​‍‌‌​ ​ ‌​‌​​‍‌‌​ ​ ‌​‌​​‍‌‌​ ​‍​ ​‍‌‍‌‍​ ‌‌​ ‍​‌‍‌‍‌‍​ ‌‍‌‌​ ‌​‌‍​ ‌‍‌‍‌‍​ ‌‍​ ​ ‌‌​‍‌‌​ ​‍​ ​‍​‍‌‌​ ‌‌‌​‌​​‍ ‍‌‍​ ‌‍​‌‌ ​‍‌‍‌​‌ ​ ​‍‌‌​ ‌‌‌​​‍‌‌ ‌‍‍ ‌‍‌‌‌ ‍‌​‍‌‌​ ​ ‌​‌​​‍‌‌​ ​ ‌​‌​​‍‌‌​ ​‍​ ​‍‌‍‌‍​ ‌​​ ‍​​ ‌ ​ ‌‌​ ​‍‌‍​‍‌‍​ ​ ‌ ​ ‌‌​ ​ ​ ​‍​‍‌‌​ ​‍​ ​‍​‍‌‌​ ‌‌‌​‌​​‍ ‍‌ ‌​‌‍‍‌‌ ‌​‌‍ ​‌‍‌‌​ ‌‍​‍‌‍​‌‌ ​ ‌‍‌‌‌‌‌‌‌ ​‍‌‍ ​​ ‌‌‍‍​‌ ‌​‌ ‌​‌ ​​‌ ​ ​‍‌‌​ ​ ‌​​‌​‍‌‌​ ​‍‌​‌‍​‍‌‌​ ​‍‌​‌‍‌‍ ​​‍ ‌‌‍​‌‌‍ ‍‌‍‌​​‍ ‌‌ ​‍​‍ ‌‌‍‍​‌‍ ‌ ‌​‌‍‌‌‌‍ ​‌ ​ ​‍ ‌‌ ​ ‌ ‌​‌ ‌‌‌‍‌​‌‍‍‌‌‍ ​‍ ‍‌ ‌‍‌‍‌‌‌ ​‍‌‍​ ‌‍‌‌‌‍ ​​‍ ‍‌‍​‌‌ ​​‌ ​​​‍‌‍‌‍‍‌‌‍‌​​ ‌​ ‍​​ ‌‌​ ‌‍​ ‌‍​ ​​​ ‍​​ ​​‌‍​‍​‍ ‌​ ‌‍‌‍​‌​ ​‌‌‍‌‌​‍ ‌​ ‌​​ ‍‌​ ​‌​ ​‌​‍ ‌​ ‍‌​ ​‍​ ‍‌‌‍​‌​‍ ‌‌‍‌‍‌‍‌‍​ ‍​‌‍‌​​ ​‍‌‍​‍‌‍​ ​ ‌‍‌‍​‍​ ​‌​ ‌​‌‍​ ​‍‌‍‌ ‌​‌ ‍‌‌ ​​‌‍‌‌​ ‌‌‍​ ‌‍ ‌ ​‍‌ ​​‌‍ ‌ ​‍‌‍​‌‌ ‌​‌‍‌‌‌‌​​‌‍​‌‌‍‌ ‌‍‌‌​‍‌‍‌ ​​‌‍​‌‌ ‌​‌‍‍​​ ‌‌ ​​‌‍​‌‌‍‌ ‌‍‌‌‌​​‍‌ ‌‌‌‍‍‌‌‍ ​‌‍‌​‌‍‌‌‌ ​‍​‍‌‌​ ‌‌‌​​‍‌‌ ‌‍‍ ‌‍‌‌‌ ‍‌​‍‌‌​ ​ ‌​‌​​‍‌‌​ ​ ‌​‌​​‍‌‌​ ​‍​ ​‍‌‍‌‍​ ‌‌​ ‍​‌‍‌‍‌‍​ ‌‍‌‌​ ‌​‌‍​ ‌‍‌‍‌‍​ ‌‍​ ​ ‌‌​‍‌‌​ ​‍​ ​‍​‍‌‌​ ‌‌‌​‌​​‍ ‍‌‍​ ‌‍​‌‌ ​‍‌‍‌​‌ ​ ​‍‌‌​ ‌‌‌​​‍‌‌ ‌‍‍ ‌‍‌‌‌ ‍‌​‍‌‌​ ​ ‌​‌​​‍‌‌​ ​ ‌​‌​​‍‌‌​ ​‍​ ​‍‌‍‌‍​ ‌​​ ‍​​ ‌ ​ ‌‌​ ​‍‌‍​‍‌‍​ ​ ‌ ​ ‌‌​ ​ ​ ​‍​‍‌‌​ ​‍​ ​‍​‍‌‌​ ‌‌‌​‌​​‍ ‍‌ ‌​‌‍‍‌‌ ‌​‌‍ ​‌‍‌‌​‍‌‍‌ ​​‌‍‌‌‌ ​‍‌ ​ ‌ ​​‌‍‌‌‌‍​ ‌ ‌​‌‍‍‌‌ ‌‍‌‍‌‌​ ‌‌ ​​‌ ‌‌‌‍​‍‌‍ ​‌‍‍‌‌ ​ ‌‍‍​‌‍‌‌‌‍‌​​‍​‍‌ ‌
Executive Chairman​​​​‌ ‍ ​‍​‍‌‍ ‌ ​‍‌‍‍‌‌‍‌ ‌‍‍‌‌‍ ‍​‍​‍​ ‍‍​‍​‍‌ ​ ‌‍​‌‌‍ ‍‌‍‍‌‌ ‌​‌ ‍‌​‍ ‍‌‍‍‌‌‍ ​‍​‍​‍ ​​‍​‍‌‍‍​‌ ​‍‌‍‌‌‌‍‌‍​‍​‍​ ‍‍​‍​‍‌‍‍​‌ ‌​‌ ‌​‌ ​​‌ ​ ​ ‍‍​‍ ​‍ ‌‍ ​​‍ ‌‌‍​‌‌‍ ‍‌‍‌​​‍ ‌‌ ​‍​‍ ‌‌‍‍​‌‍ ‌ ‌​‌‍‌‌‌‍ ​‌ ​ ​‍ ‌‌ ​ ‌ ‌​‌ ‌‌‌‍‌​‌‍‍‌‌‍ ​‍ ‍‌ ‌‍‌‍‌‌‌ ​‍‌‍​ ‌‍‌‌‌‍ ​​‍ ‍‌‍​‌‌ ​​‌ ​​​‍ ‌‍‍‌‌‍ ‍‌ ‌​‌‍‌‌‌‍ ‍‌ ‌​​‍ ‌‍‌‌‌‍‌​‌‍‍‌‌ ‌​​‍ ‌‍ ‌‌‍ ‌‍‌​‌‍‌‌​ ‌‌ ​​‌ ​‍‌‍‌‌‌ ​ ‌‍‌‌‌‍ ‍‌ ‌​‌‍​‌‌ ‌​‌‍‍‌‌‍ ‌‍ ‍​ ‍ ‌‍‍‌‌‍‌​​ ‌​ ‍​​ ‌‌​ ‌‍​ ‌‍​ ​​​ ‍​​ ​​‌‍​‍​‍ ‌​ ‌‍‌‍​‌​ ​‌‌‍‌‌​‍ ‌​ ‌​​ ‍‌​ ​‌​ ​‌​‍ ‌​ ‍‌​ ​‍​ ‍‌‌‍​‌​‍ ‌‌‍‌‍‌‍‌‍​ ‍​‌‍‌​​ ​‍‌‍​‍‌‍​ ​ ‌‍‌‍​‍​ ​‌​ ‌​‌‍​ ​ ‍ ‌ ‌​‌ ‍‌‌ ​​‌‍‌‌​ ‌‌‍​ ‌‍ ‌ ​‍‌ ​​‌‍ ‌ ​‍‌‍​‌‌ ‌​‌‍‌‌‌‌​​‌‍​‌‌‍‌ ‌‍‌‌​ ‍ ‌ ​​‌‍​‌‌ ‌​‌‍‍​​ ‌‌ ​​‌‍​‌‌‍‌ ‌‍‌‌‌​​‍‌ ‌‌‌‍‍‌‌‍ ​‌‍‌​‌‍‌‌‌ ​‍​‍‌‌​ ‌‌‌​​‍‌‌ ‌‍‍ ‌‍‌‌‌ ‍‌​‍‌‌​ ​ ‌​‌​​‍‌‌​ ​ ‌​‌​​‍‌‌​ ​‍​ ​‍‌‍‌‍​ ‌‌​ ‍​‌‍‌‍‌‍​ ‌‍‌‌​ ‌​‌‍​ ‌‍‌‍‌‍​ ‌‍​ ​ ‌‌​‍‌‌​ ​‍​ ​‍​‍‌‌​ ‌‌‌​‌​​‍ ‍‌‍​ ‌‍​‌‌ ​‍‌‍‌​‌ ​ ​‍‌‌​ ‌‌‌​​‍‌‌ ‌‍‍ ‌‍‌‌‌ ‍‌​‍‌‌​ ​ ‌​‌​​‍‌‌​ ​ ‌​‌​​‍‌‌​ ​‍​ ​‍‌‍‌‍​ ‌​​ ‍​​ ‌ ​ ‌‌​ ​‍‌‍​‍‌‍​ ​ ‌ ​ ‌‌​ ​ ​ ​‍​‍‌‌​ ​‍​ ​‍​‍‌‌​ ‌‌‌​‌​​‍ ‍‌ ​ ‌ ‌‌‌‍​‍‌ ‌​‌‍‍‌‌ ‌​‌‍ ​‌‍‌‌​ ‌‍​‍‌‍​‌‌ ​ ‌‍‌‌‌‌‌‌‌ ​‍‌‍ ​​ ‌‌‍‍​‌ ‌​‌ ‌​‌ ​​‌ ​ ​‍‌‌​ ​ ‌​​‌​‍‌‌​ ​‍‌​‌‍​‍‌‌​ ​‍‌​‌‍‌‍ ​​‍ ‌‌‍​‌‌‍ ‍‌‍‌​​‍ ‌‌ ​‍​‍ ‌‌‍‍​‌‍ ‌ ‌​‌‍‌‌‌‍ ​‌ ​ ​‍ ‌‌ ​ ‌ ‌​‌ ‌‌‌‍‌​‌‍‍‌‌‍ ​‍ ‍‌ ‌‍‌‍‌‌‌ ​‍‌‍​ ‌‍‌‌‌‍ ​​‍ ‍‌‍​‌‌ ​​‌ ​​​‍‌‍‌‍‍‌‌‍‌​​ ‌​ ‍​​ ‌‌​ ‌‍​ ‌‍​ ​​​ ‍​​ ​​‌‍​‍​‍ ‌​ ‌‍‌‍​‌​ ​‌‌‍‌‌​‍ ‌​ ‌​​ ‍‌​ ​‌​ ​‌​‍ ‌​ ‍‌​ ​‍​ ‍‌‌‍​‌​‍ ‌‌‍‌‍‌‍‌‍​ ‍​‌‍‌​​ ​‍‌‍​‍‌‍​ ​ ‌‍‌‍​‍​ ​‌​ ‌​‌‍​ ​‍‌‍‌ ‌​‌ ‍‌‌ ​​‌‍‌‌​ ‌‌‍​ ‌‍ ‌ ​‍‌ ​​‌‍ ‌ ​‍‌‍​‌‌ ‌​‌‍‌‌‌‌​​‌‍​‌‌‍‌ ‌‍‌‌​‍‌‍‌ ​​‌‍​‌‌ ‌​‌‍‍​​ ‌‌ ​​‌‍​‌‌‍‌ ‌‍‌‌‌​​‍‌ ‌‌‌‍‍‌‌‍ ​‌‍‌​‌‍‌‌‌ ​‍​‍‌‌​ ‌‌‌​​‍‌‌ ‌‍‍ ‌‍‌‌‌ ‍‌​‍‌‌​ ​ ‌​‌​​‍‌‌​ ​ ‌​‌​​‍‌‌​ ​‍​ ​‍‌‍‌‍​ ‌‌​ ‍​‌‍‌‍‌‍​ ‌‍‌‌​ ‌​‌‍​ ‌‍‌‍‌‍​ ‌‍​ ​ ‌‌​‍‌‌​ ​‍​ ​‍​‍‌‌​ ‌‌‌​‌​​‍ ‍‌‍​ ‌‍​‌‌ ​‍‌‍‌​‌ ​ ​‍‌‌​ ‌‌‌​​‍‌‌ ‌‍‍ ‌‍‌‌‌ ‍‌​‍‌‌​ ​ ‌​‌​​‍‌‌​ ​ ‌​‌​​‍‌‌​ ​‍​ ​‍‌‍‌‍​ ‌​​ ‍​​ ‌ ​ ‌‌​ ​‍‌‍​‍‌‍​ ​ ‌ ​ ‌‌​ ​ ​ ​‍​‍‌‌​ ​‍​ ​‍​‍‌‌​ ‌‌‌​‌​​‍ ‍‌ ​ ‌ ‌‌‌‍​‍‌ ‌​‌‍‍‌‌ ‌​‌‍ ​‌‍‌‌​‍‌‍‌ ​​‌‍‌‌‌ ​‍‌ ​ ‌ ​​‌‍‌‌‌‍​ ‌ ‌​‌‍‍‌‌ ‌‍‌‍‌‌​ ‌‌ ​​‌ ‌‌‌‍​‍‌‍ ​‌‍‍‌‌ ​ ‌‍‍​‌‍‌‌‌‍‌​​‍​‍‌ ‌
Desmond Taljaard​​​​‌ ‍ ​‍​‍‌‍ ‌ ​‍‌‍‍‌‌‍‌ ‌‍‍‌‌‍ ‍​‍​‍​ ‍‍​‍​‍‌ ​ ‌‍​‌‌‍ ‍‌‍‍‌‌ ‌​‌ ‍‌​‍ ‍‌‍‍‌‌‍ ​‍​‍​‍ ​​‍​‍‌‍‍​‌ ​‍‌‍‌‌‌‍‌‍​‍​‍​ ‍‍​‍​‍‌‍‍​‌ ‌​‌ ‌​‌ ​​‌ ​ ​ ‍‍​‍ ​‍ ‌‍ ​​‍ ‌‌‍​‌‌‍ ‍‌‍‌​​‍ ‌‌ ​‍​‍ ‌‌‍‍​‌‍ ‌ ‌​‌‍‌‌‌‍ ​‌ ​ ​‍ ‌‌ ​ ‌ ‌​‌ ‌‌‌‍‌​‌‍‍‌‌‍ ​‍ ‍‌ ‌‍‌‍‌‌‌ ​‍‌‍​ ‌‍‌‌‌‍ ​​‍ ‍‌‍​‌‌ ​​‌ ​​​‍ ‌‍‍‌‌‍ ‍‌ ‌​‌‍‌‌‌‍ ‍‌ ‌​​‍ ‌‍‌‌‌‍‌​‌‍‍‌‌ ‌​​‍ ‌‍ ‌‌‍ ‌‍‌​‌‍‌‌​ ‌‌ ​​‌ ​‍‌‍‌‌‌ ​ ‌‍‌‌‌‍ ‍‌ ‌​‌‍​‌‌ ‌​‌‍‍‌‌‍ ‌‍ ‍​ ‍ ‌‍‍‌‌‍‌​​ ‌​ ‌‌‌‍‌‍​ ‌​‌‍​‍​ ‌​‌‍​ ‌‍‌‍‌‍​‍​‍ ‌​ ‍‌​ ‍​‌‍​‍​ ‌​​‍ ‌​ ‌​​ ​ ​ ​‌‌‍​‌​‍ ‌‌‍​‌​ ‌​​ ‍​‌‍‌‌​‍ ‌​ ‍​‌‍‌‌‌‍​‍​ ​ ​ ​‌​ ‌‍‌‍‌​​ ‌​‌‍‌‌​ ‍​​ ‍‌​ ‌‍​ ‍ ‌ ‌​‌ ‍‌‌ ​​‌‍‌‌​ ‌‌‍​ ‌‍ ‌ ​‍‌ ​​‌‍ ‌ ​‍‌‍​‌‌ ‌​‌‍‌‌‌‌‌​‌‍‌‌‌‍​‌‌‍ ‌‌​ ‌‌‍‌‌‌‍ ‌‌‍​‍‌‍‌‌‌ ​‍​ ‍ ‌ ​​‌‍​‌‌ ‌​‌‍‍​​ ‌‌‍ ‍‌‍​‌‌‍ ‌‌‍‌‌​ ‌‍​‍‌‍​‌‌ ​ ‌‍‌‌‌‌‌‌‌ ​‍‌‍ ​​ ‌‌‍‍​‌ ‌​‌ ‌​‌ ​​‌ ​ ​‍‌‌​ ​ ‌​​‌​‍‌‌​ ​‍‌​‌‍​‍‌‌​ ​‍‌​‌‍‌‍ ​​‍ ‌‌‍​‌‌‍ ‍‌‍‌​​‍ ‌‌ ​‍​‍ ‌‌‍‍​‌‍ ‌ ‌​‌‍‌‌‌‍ ​‌ ​ ​‍ ‌‌ ​ ‌ ‌​‌ ‌‌‌‍‌​‌‍‍‌‌‍ ​‍ ‍‌ ‌‍‌‍‌‌‌ ​‍‌‍​ ‌‍‌‌‌‍ ​​‍ ‍‌‍​‌‌ ​​‌ ​​​‍‌‍‌‍‍‌‌‍‌​​ ‌​ ‌‌‌‍‌‍​ ‌​‌‍​‍​ ‌​‌‍​ ‌‍‌‍‌‍​‍​‍ ‌​ ‍‌​ ‍​‌‍​‍​ ‌​​‍ ‌​ ‌​​ ​ ​ ​‌‌‍​‌​‍ ‌‌‍​‌​ ‌​​ ‍​‌‍‌‌​‍ ‌​ ‍​‌‍‌‌‌‍​‍​ ​ ​ ​‌​ ‌‍‌‍‌​​ ‌​‌‍‌‌​ ‍​​ ‍‌​ ‌‍​‍‌‍‌ ‌​‌ ‍‌‌ ​​‌‍‌‌​ ‌‌‍​ ‌‍ ‌ ​‍‌ ​​‌‍ ‌ ​‍‌‍​‌‌ ‌​‌‍‌‌‌‌‌​‌‍‌‌‌‍​‌‌‍ ‌‌​ ‌‌‍‌‌‌‍ ‌‌‍​‍‌‍‌‌‌ ​‍​‍‌‍‌ ​​‌‍​‌‌ ‌​‌‍‍​​ ‌‌‍ ‍‌‍​‌‌‍ ‌‌‍‌‌​‍‌‍‌ ​​‌‍‌‌‌ ​‍‌ ​ ‌ ​​‌‍‌‌‌‍​ ‌ ‌​‌‍‍‌‌ ‌‍‌‍‌‌​ ‌‌ ​​‌ ‌‌‌‍​‍‌‍ ​‌‍‍‌‌ ​ ‌‍‍​‌‍‌‌‌‍‌​​‍​‍‌ ‌
Deputy Chair​​​​‌ ‍ ​‍​‍‌‍ ‌ ​‍‌‍‍‌‌‍‌ ‌‍‍‌‌‍ ‍​‍​‍​ ‍‍​‍​‍‌ ​ ‌‍​‌‌‍ ‍‌‍‍‌‌ ‌​‌ ‍‌​‍ ‍‌‍‍‌‌‍ ​‍​‍​‍ ​​‍​‍‌‍‍​‌ ​‍‌‍‌‌‌‍‌‍​‍​‍​ ‍‍​‍​‍‌‍‍​‌ ‌​‌ ‌​‌ ​​‌ ​ ​ ‍‍​‍ ​‍ ‌‍ ​​‍ ‌‌‍​‌‌‍ ‍‌‍‌​​‍ ‌‌ ​‍​‍ ‌‌‍‍​‌‍ ‌ ‌​‌‍‌‌‌‍ ​‌ ​ ​‍ ‌‌ ​ ‌ ‌​‌ ‌‌‌‍‌​‌‍‍‌‌‍ ​‍ ‍‌ ‌‍‌‍‌‌‌ ​‍‌‍​ ‌‍‌‌‌‍ ​​‍ ‍‌‍​‌‌ ​​‌ ​​​‍ ‌‍‍‌‌‍ ‍‌ ‌​‌‍‌‌‌‍ ‍‌ ‌​​‍ ‌‍‌‌‌‍‌​‌‍‍‌‌ ‌​​‍ ‌‍ ‌‌‍ ‌‍‌​‌‍‌‌​ ‌‌ ​​‌ ​‍‌‍‌‌‌ ​ ‌‍‌‌‌‍ ‍‌ ‌​‌‍​‌‌ ‌​‌‍‍‌‌‍ ‌‍ ‍​ ‍ ‌‍‍‌‌‍‌​​ ‌​ ‌‌‌‍‌‍​ ‌​‌‍​‍​ ‌​‌‍​ ‌‍‌‍‌‍​‍​‍ ‌​ ‍‌​ ‍​‌‍​‍​ ‌​​‍ ‌​ ‌​​ ​ ​ ​‌‌‍​‌​‍ ‌‌‍​‌​ ‌​​ ‍​‌‍‌‌​‍ ‌​ ‍​‌‍‌‌‌‍​‍​ ​ ​ ​‌​ ‌‍‌‍‌​​ ‌​‌‍‌‌​ ‍​​ ‍‌​ ‌‍​ ‍ ‌ ‌​‌ ‍‌‌ ​​‌‍‌‌​ ‌‌‍​ ‌‍ ‌ ​‍‌ ​​‌‍ ‌ ​‍‌‍​‌‌ ‌​‌‍‌‌‌‌‌​‌‍‌‌‌‍​‌‌‍ ‌‌​ ‌‌‍‌‌‌‍ ‌‌‍​‍‌‍‌‌‌ ​‍​ ‍ ‌ ​​‌‍​‌‌ ‌​‌‍‍​​ ‌‌ ​‍‌‍ ‌‍ ​‌‍‌‌​ ‌‍​‍‌‍​‌‌ ​ ‌‍‌‌‌‌‌‌‌ ​‍‌‍ ​​ ‌‌‍‍​‌ ‌​‌ ‌​‌ ​​‌ ​ ​‍‌‌​ ​ ‌​​‌​‍‌‌​ ​‍‌​‌‍​‍‌‌​ ​‍‌​‌‍‌‍ ​​‍ ‌‌‍​‌‌‍ ‍‌‍‌​​‍ ‌‌ ​‍​‍ ‌‌‍‍​‌‍ ‌ ‌​‌‍‌‌‌‍ ​‌ ​ ​‍ ‌‌ ​ ‌ ‌​‌ ‌‌‌‍‌​‌‍‍‌‌‍ ​‍ ‍‌ ‌‍‌‍‌‌‌ ​‍‌‍​ ‌‍‌‌‌‍ ​​‍ ‍‌‍​‌‌ ​​‌ ​​​‍‌‍‌‍‍‌‌‍‌​​ ‌​ ‌‌‌‍‌‍​ ‌​‌‍​‍​ ‌​‌‍​ ‌‍‌‍‌‍​‍​‍ ‌​ ‍‌​ ‍​‌‍​‍​ ‌​​‍ ‌​ ‌​​ ​ ​ ​‌‌‍​‌​‍ ‌‌‍​‌​ ‌​​ ‍​‌‍‌‌​‍ ‌​ ‍​‌‍‌‌‌‍​‍​ ​ ​ ​‌​ ‌‍‌‍‌​​ ‌​‌‍‌‌​ ‍​​ ‍‌​ ‌‍​‍‌‍‌ ‌​‌ ‍‌‌ ​​‌‍‌‌​ ‌‌‍​ ‌‍ ‌ ​‍‌ ​​‌‍ ‌ ​‍‌‍​‌‌ ‌​‌‍‌‌‌‌‌​‌‍‌‌‌‍​‌‌‍ ‌‌​ ‌‌‍‌‌‌‍ ‌‌‍​‍‌‍‌‌‌ ​‍​‍‌‍‌ ​​‌‍​‌‌ ‌​‌‍‍​​ ‌‌ ​‍‌‍ ‌‍ ​‌‍‌‌​‍‌‍‌ ​​‌‍‌‌‌ ​‍‌ ​ ‌ ​​‌‍‌‌‌‍​ ‌ ‌​‌‍‍‌‌ ‌‍‌‍‌‌​ ‌‌ ​​‌ ‌‌‌‍​‍‌‍ ​‌‍‍‌‌ ​ ‌‍‍​‌‍‌‌‌‍‌​​‍​‍‌ ‌
Desmond Taljaard is Deputy Chair of L+R, providing
strategic leadership across the business and sitting on